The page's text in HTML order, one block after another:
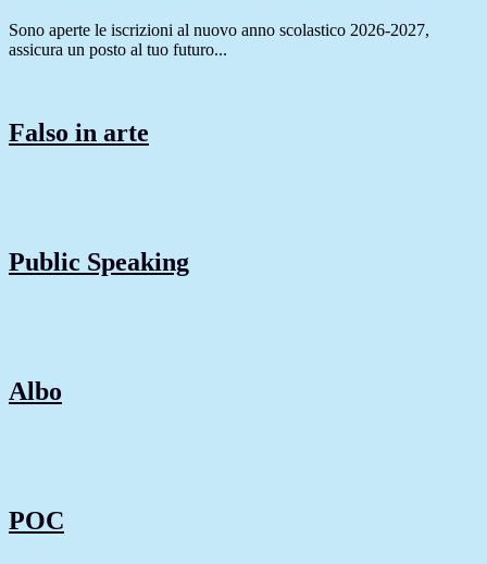
Sono aperte le iscrizioni al nuovo anno scolastico 2026-2027,
assicura un posto al tuo futuro...
Falso in arte
Public Speaking
Albo
POC